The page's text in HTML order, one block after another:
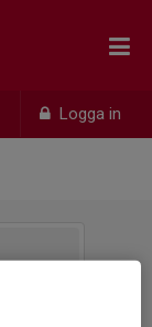
Logga in